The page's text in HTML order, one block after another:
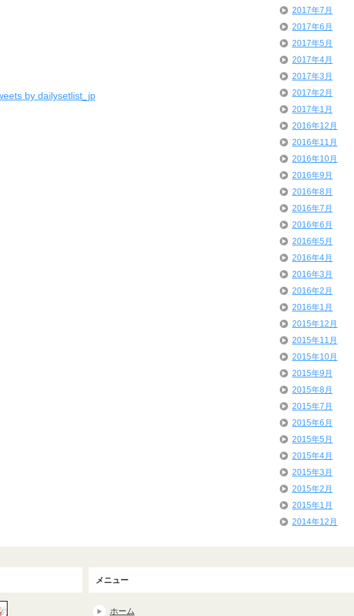
by dailysetlist_jp
2017年7月
2017年6月
2017年5月
2017年4月
2017年3月
2017年2月
2017年1月
2016年12月
2016年11月
2016年10月
2016年9月
2016年8月
2016年7月
2016年6月
2016年5月
2016年4月
2016年3月
2016年2月
2016年1月
2015年12月
2015年11月
2015年10月
2015年9月
2015年8月
2015年7月
2015年6月
2015年5月
2015年4月
2015年3月
2015年2月
2015年1月
2014年12月
メニュー
ホーム